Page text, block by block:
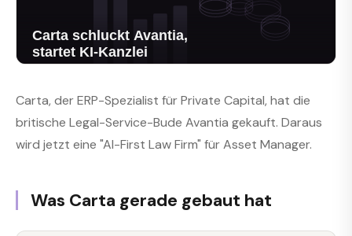
Carta, der ERP-Spezialist für Private Capital, hat die
britische Legal-Service-Bude Avantia gekauft. Daraus
wird jetzt eine "AI-First Law Firm" für Asset Manager.
Was Carta gerade gebaut hat